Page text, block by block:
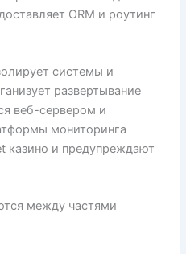
ORM и роутинг
системы и
развертывание
веб-сервером и
мониторинга
казино и предупреждают
между частями